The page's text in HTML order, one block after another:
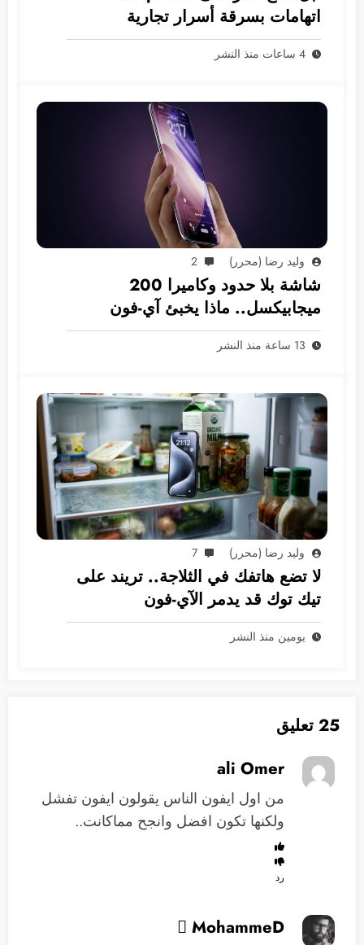
اتهامات بسرقة أسرار تجارية
4 ساعات منذ النشر
وليد رضا (محرر) 2
شاشة بلا حدود وكاميرا 200
ميجابيكسل.. ماذا يخبئ آي-فون
2028؟
13 ساعة منذ النشر
وليد رضا (محرر) 7
لا تضع هاتفك في الثلاجة.. تريند على
تيك توك قد يدمر الآي-فون
يومين منذ النشر
25 تعليق
ali Omer
من اول ايفون الناس يقولون ايفون تفشل
ولكنها تكون افضل وانجح مماكانت..
رد
 MohammeD